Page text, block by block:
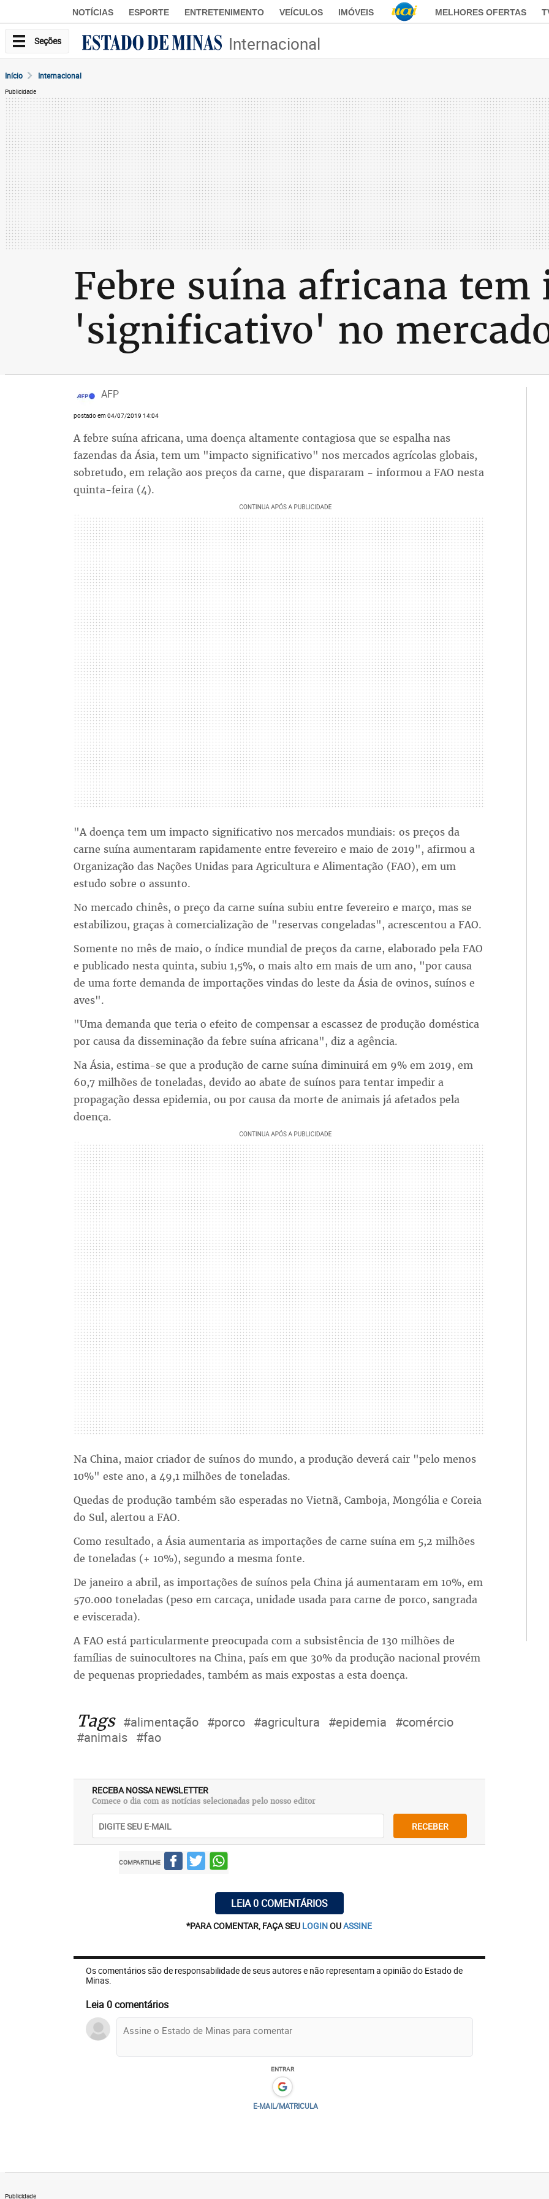
NOTÍCIAS ESPORTE ENTRETENIMENTO VEÍCULOS IMÓVEIS MELHORES OFERTAS
Seções Internacional
Início Internacional
Publicidade
Febre suína africana tem
'significativo' no
AFP
postado em 04/07/2019 14:04
A febre suína africana, uma doença altamente contagiosa que se espalha nas
fazendas da Ásia, tem um "impacto significativo" nos mercados agrícolas globais,
sobretudo, em relação aos preços da carne, que dispararam - informou a FAO nesta
quinta-feira (4).
"A doença tem um impacto significativo nos mercados mundiais: os preços da
carne suína aumentaram rapidamente entre fevereiro e maio de 2019", afirmou a
Organização das Nações Unidas para Agricultura e Alimentação (FAO), em um
estudo sobre o assunto.
No mercado chinês, o preço da carne suína subiu entre fevereiro e março, mas se
estabilizou, graças à comercialização de "reservas congeladas", acrescentou a FAO.
Somente no mês de maio, o índice mundial de preços da carne, elaborado pela FAO
e publicado nesta quinta, subiu 1,5%, o mais alto em mais de um ano, "por causa
de uma forte demanda de importações vindas do leste da Ásia de ovinos, suínos e
aves".
"Uma demanda que teria o efeito de compensar a escassez de produção doméstica
por causa da disseminação da febre suína africana", diz a agência.
Na Ásia, estima-se que a produção de carne suína diminuirá em 9% em 2019, em
60,7 milhões de toneladas, devido ao abate de suínos para tentar impedir a
propagação dessa epidemia, ou por causa da morte de animais já afetados pela
doença.
Na China, maior criador de suínos do mundo, a produção deverá cair "pelo menos
10%" este ano, a 49,1 milhões de toneladas.
Quedas de produção também são esperadas no Vietnã, Camboja, Mongólia e Coreia
do Sul, alertou a FAO.
Como resultado, a Ásia aumentaria as importações de carne suína em 5,2 milhões
de toneladas (+ 10%), segundo a mesma fonte.
De janeiro a abril, as importações de suínos pela China já aumentaram em 10%, em
570.000 toneladas (peso em carcaça, unidade usada para carne de porco, sangrada
e eviscerada).
A FAO está particularmente preocupada com a subsistência de 130 milhões de
famílias de suinocultores na China, país em que 30% da produção nacional provém
de pequenas propriedades, também as mais expostas a esta doença.
Tags #alimentação #porco #agricultura #epidemia #comércio
#animais #fao
RECEBA NOSSA NEWSLETTER
Comece o dia com as notícias selecionadas pelo nosso editor
RECEBER
COMPARTILHE
LEIA 0 COMENTÁRIOS
*PARA COMENTAR, FAÇA SEU LOGINOUASSINE
Os comentários são de responsabilidade de seus autores e não representam a opinião do Estado de
Minas.
Leia 0 comentários
ENTRAR
E-MAIL/MATRICULA
Publicidade